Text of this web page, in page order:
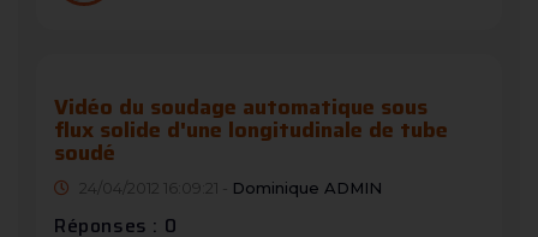
Vidéo du soudage automatique sous
flux solide d'une longitudinale de tube
soudé
24/04/2012 16:09:21 - Dominique ADMIN
Réponses : 0